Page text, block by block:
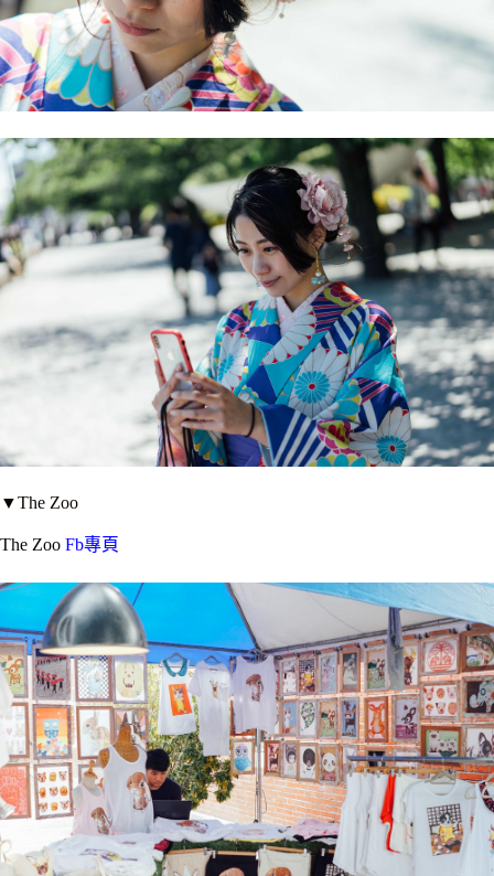
▼The Zoo
The Zoo Fb專頁